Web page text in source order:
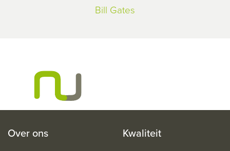
Bill Gates
Over ons Kwaliteit